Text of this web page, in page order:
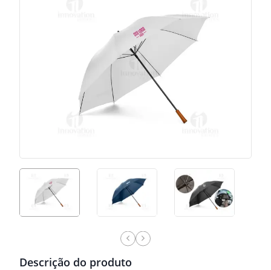
Descrição do produto